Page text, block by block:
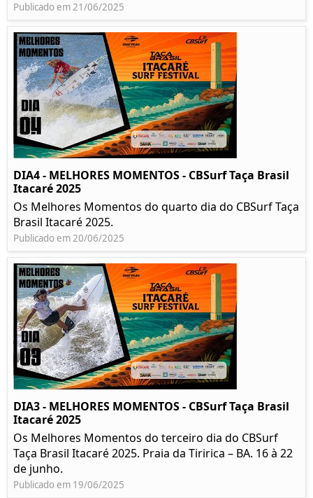
Publicado em 21/06/2025
DIA4 - MELHORES MOMENTOS - CBSurf Taça Brasil
Itacaré 2025
Os Melhores Momentos do quarto dia do CBSurf Taça
Brasil Itacaré 2025.
Publicado em 20/06/2025
DIA3 - MELHORES MOMENTOS - CBSurf Taça Brasil
Itacaré 2025
Os Melhores Momentos do terceiro dia do CBSurf
Taça Brasil Itacaré 2025. Praia da Tiririca – BA. 16 à 22
de junho.
Publicado em 19/06/2025